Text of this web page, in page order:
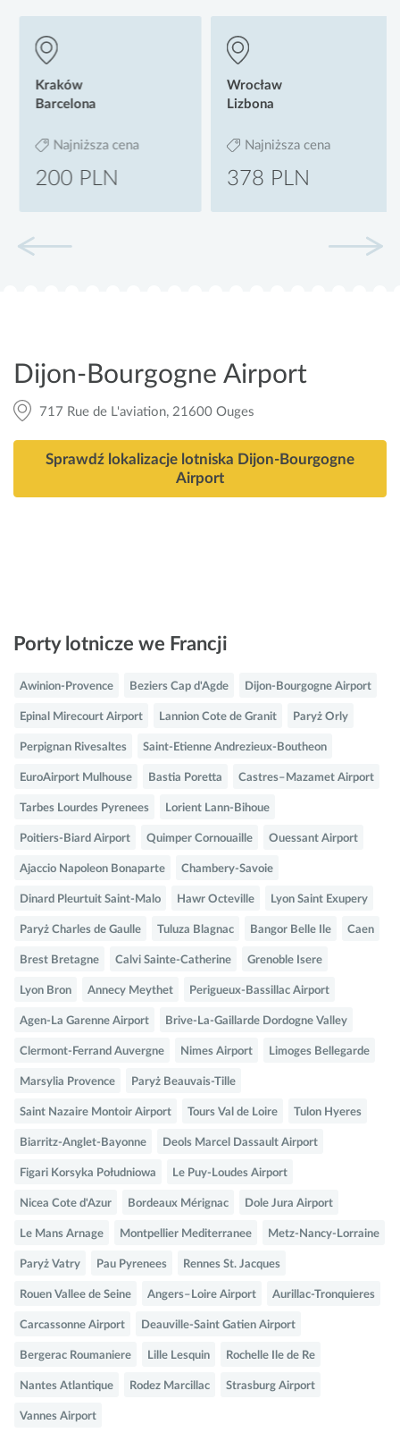
Kraków
Barcelona
Najniższa cena
200 PLN
Wrocław
Lizbona
Najniższa cena
378 PLN
Dijon-Bourgogne Airport
717 Rue de L'aviation, 21600 Ouges
Sprawdź lokalizacje lotniska Dijon-Bourgogne
Airport
Porty lotnicze we Francji
Awinion-Provence Beziers Cap d'Agde Dijon-Bourgogne Airport
Epinal Mirecourt Airport Lannion Cote de Granit Paryż Orly
Perpignan Rivesaltes Saint-Etienne Andrezieux-Boutheon
EuroAirport Mulhouse Bastia Poretta Castres–Mazamet Airport
Tarbes Lourdes Pyrenees Lorient Lann-Bihoue
Poitiers-Biard Airport Quimper Cornouaille Ouessant Airport
Ajaccio Napoleon Bonaparte Chambery-Savoie
Dinard Pleurtuit Saint-Malo Hawr Octeville Lyon Saint Exupery
Paryż Charles de Gaulle Tuluza Blagnac Bangor Belle Ile Caen
Brest Bretagne Calvi Sainte-Catherine Grenoble Isere
Lyon Bron Annecy Meythet Perigueux-Bassillac Airport
Agen-La Garenne Airport Brive-La-Gaillarde Dordogne Valley
Clermont-Ferrand Auvergne Nimes Airport Limoges Bellegarde
Marsylia Provence Paryż Beauvais-Tille
Saint Nazaire Montoir Airport Tours Val de Loire Tulon Hyeres
Biarritz-Anglet-Bayonne Deols Marcel Dassault Airport
Figari Korsyka Południowa Le Puy-Loudes Airport
Nicea Cote d'Azur Bordeaux Mérignac Dole Jura Airport
Le Mans Arnage Montpellier Mediterranee Metz-Nancy-Lorraine
Paryż Vatry Pau Pyrenees Rennes St. Jacques
Rouen Vallee de Seine Angers–Loire Airport Aurillac-Tronquieres
Carcassonne Airport Deauville-Saint Gatien Airport
Bergerac Roumaniere Lille Lesquin Rochelle Ile de Re
Nantes Atlantique Rodez Marcillac Strasburg Airport
Vannes Airport